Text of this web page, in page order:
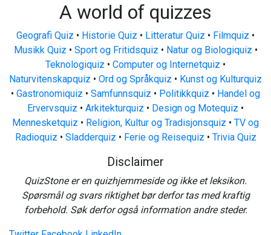
A world of quizzes
Geografi Quiz • Historie Quiz • Litteratur Quiz • Filmquiz •
Musikk Quiz • Sport og Fritidsquiz • Natur og Biologiquiz •
Teknologiquiz • Computer og Internetquiz •
Naturvitenskapquiz • Ord og Språkquiz • Kunst og Kulturquiz
• Gastronomiquiz • Samfunnsquiz • Politikkquiz • Handel og
Ervervsquiz • Arkitekturquiz • Design og Motequiz •
Mennesketquiz • Religion, Kultur og Tradisjonsquiz • TV og
Radioquiz • Sladderquiz • Ferie og Reisequiz • Trivia Quiz
Disclaimer
QuizStone er en quizhjemmeside og ikke et leksikon.
Spørsmål og svars riktighet bør derfor tas med kraftig
forbehold. Søk derfor også information andre steder.